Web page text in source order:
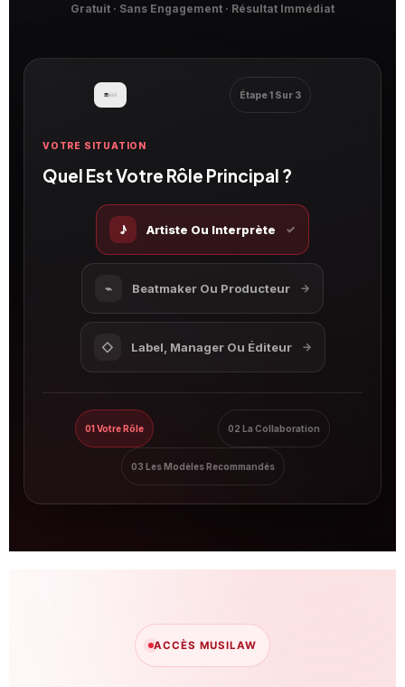
Gratuit · Sans Engagement · Résultat Immédiat
Étape 1 Sur 3
VOTRE SITUATION
Quel Est Votre Rôle Principal ?
♪ Artiste Ou Interprète ✓
⌁ Beatmaker Ou Producteur →
◇ Label, Manager Ou Éditeur →
01 Votre Rôle 02 La Collaboration
03 Les Modèles Recommandés
ACCÈS MUSILAW